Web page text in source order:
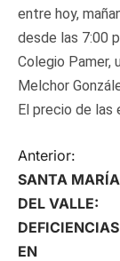
entre hoy,
desde las 7:00
Colegio Pamer,
Melchor
El precio de las
N
a
v
Anterior:
SANTA MARÍA
DEL VALLE:
DEFICIENCIAS
EN